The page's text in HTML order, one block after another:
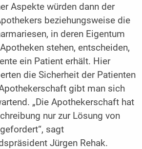
Aspekte würden dann der
beziehungsweise die
in deren Eigentum
stehen, entscheiden,
ein Patient erhält. Hier
die Sicherheit der Patienten
gibt man sich
„Die Apothekerschaft hat
nur zur Lösung von
sagt
Jürgen Rehak.